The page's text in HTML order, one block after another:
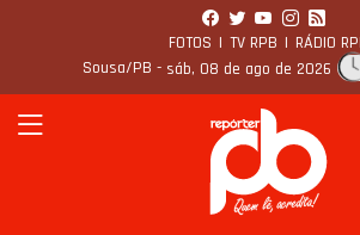
FOTOS | TV RPB | RÁDIO
Sousa/PB - sáb, 08 de ago de 2026